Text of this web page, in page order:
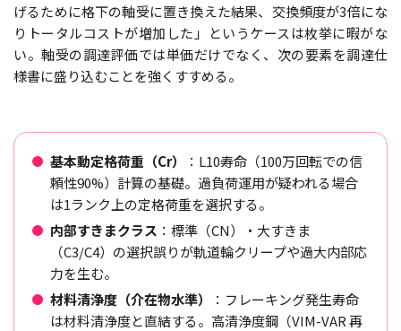
げるために格下の軸受に置き換えた結果、交換頻度が3倍にな
りトータルコストが増加した」というケースは枚挙に暇がな
い。軸受の調達評価では単価だけでなく、次の要素を調達仕
様書に盛り込むことを強くすすめる。
基本動定格荷重（Cr）
：L10寿命（100万回転での信
頼性90%）計算の基礎。過負荷運用が疑われる場合
は1ランク上の定格荷重を選択する。
内部すきまクラス ：標準（CN）・大すきま
（C3/C4）の選択誤りが軌道輪クリープや過大内部応
力を生む。
材料清浄度（介在物水準）
：フレーキング発生寿命
は材料清浄度と直結する。高清浄度鋼（VIM-VAR 再